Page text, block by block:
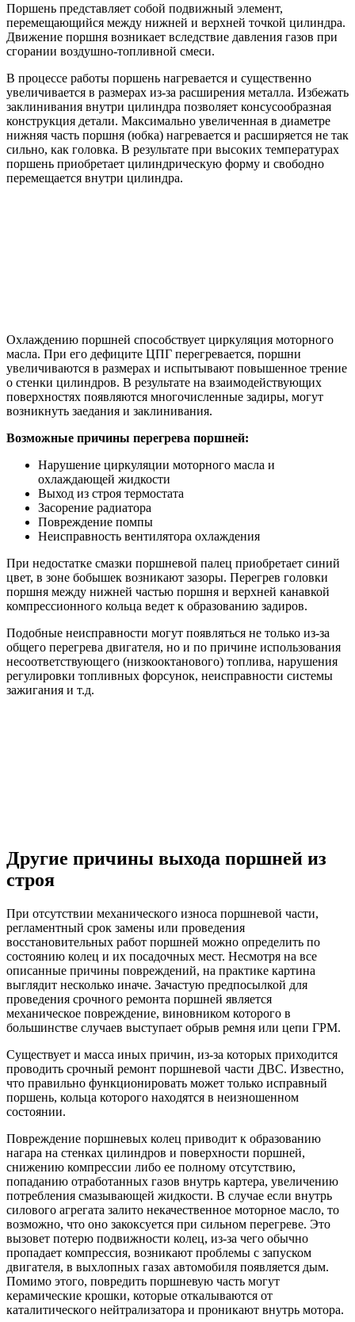
Поршень представляет собой подвижный элемент,
перемещающийся между нижней и верхней точкой цилиндра.
Движение поршня возникает вследствие давления газов при
сгорании воздушно-топливной смеси.
В процессе работы поршень нагревается и существенно
увеличивается в размерах из-за расширения металла. Избежать
заклинивания внутри цилиндра позволяет консусообразная
конструкция детали. Максимально увеличенная в диаметре
нижняя часть поршня (юбка) нагревается и расширяется не так
сильно, как головка. В результате при высоких температурах
поршень приобретает цилиндрическую форму и свободно
перемещается внутри цилиндра.
Охлаждению поршней способствует циркуляция моторного
масла. При его дефиците ЦПГ перегревается, поршни
увеличиваются в размерах и испытывают повышенное трение
о стенки цилиндров. В результате на взаимодействующих
поверхностях появляются многочисленные задиры, могут
возникнуть заедания и заклинивания.
Возможные причины перегрева поршней:
Нарушение циркуляции моторного масла и
охлаждающей жидкости
Выход из строя термостата
Засорение радиатора
Повреждение помпы
Неисправность вентилятора охлаждения
При недостатке смазки поршневой палец приобретает синий
цвет, в зоне бобышек возникают зазоры. Перегрев головки
поршня между нижней частью поршня и верхней канавкой
компрессионного кольца ведет к образованию задиров.
Подобные неисправности могут появляться не только из-за
общего перегрева двигателя, но и по причине использования
несоответствующего (низкооктанового) топлива, нарушения
регулировки топливных форсунок, неисправности системы
зажигания и т.д.
Другие причины выхода поршней из
строя
При отсутствии механического износа поршневой части,
регламентный срок замены или проведения
восстановительных работ поршней можно определить по
состоянию колец и их посадочных мест. Несмотря на все
описанные причины повреждений, на практике картина
выглядит несколько иначе. Зачастую предпосылкой для
проведения срочного ремонта поршней является
механическое повреждение, виновником которого в
большинстве случаев выступает обрыв ремня или цепи ГРМ.
Существует и масса иных причин, из-за которых приходится
проводить срочный ремонт поршневой части ДВС. Известно,
что правильно функционировать может только исправный
поршень, кольца которого находятся в неизношенном
состоянии.
Повреждение поршневых колец приводит к образованию
нагара на стенках цилиндров и поверхности поршней,
снижению компрессии либо ее полному отсутствию,
попаданию отработанных газов внутрь картера, увеличению
потребления смазывающей жидкости. В случае если внутрь
силового агрегата залито некачественное моторное масло, то
возможно, что оно закоксуется при сильном перегреве. Это
вызовет потерю подвижности колец, из-за чего обычно
пропадает компрессия, возникают проблемы с запуском
двигателя, в выхлопных газах автомобиля появляется дым.
Помимо этого, повредить поршневую часть могут
керамические крошки, которые откалываются от
каталитического нейтрализатора и проникают внутрь мотора.